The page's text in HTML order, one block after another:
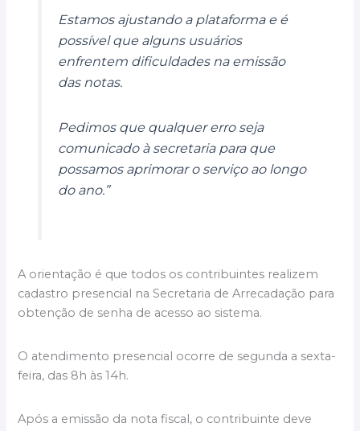
Estamos ajustando a plataforma e é
possível que alguns usuários
enfrentem dificuldades na emissão
das notas.
Pedimos que qualquer erro seja
comunicado à secretaria para que
possamos aprimorar o serviço ao longo
do ano.”
A orientação é que todos os contribuintes realizem
cadastro presencial na Secretaria de Arrecadação para
obtenção de senha de acesso ao sistema.
O atendimento presencial ocorre de segunda a sexta-
feira, das 8h às 14h.
Após a emissão da nota fiscal, o contribuinte deve